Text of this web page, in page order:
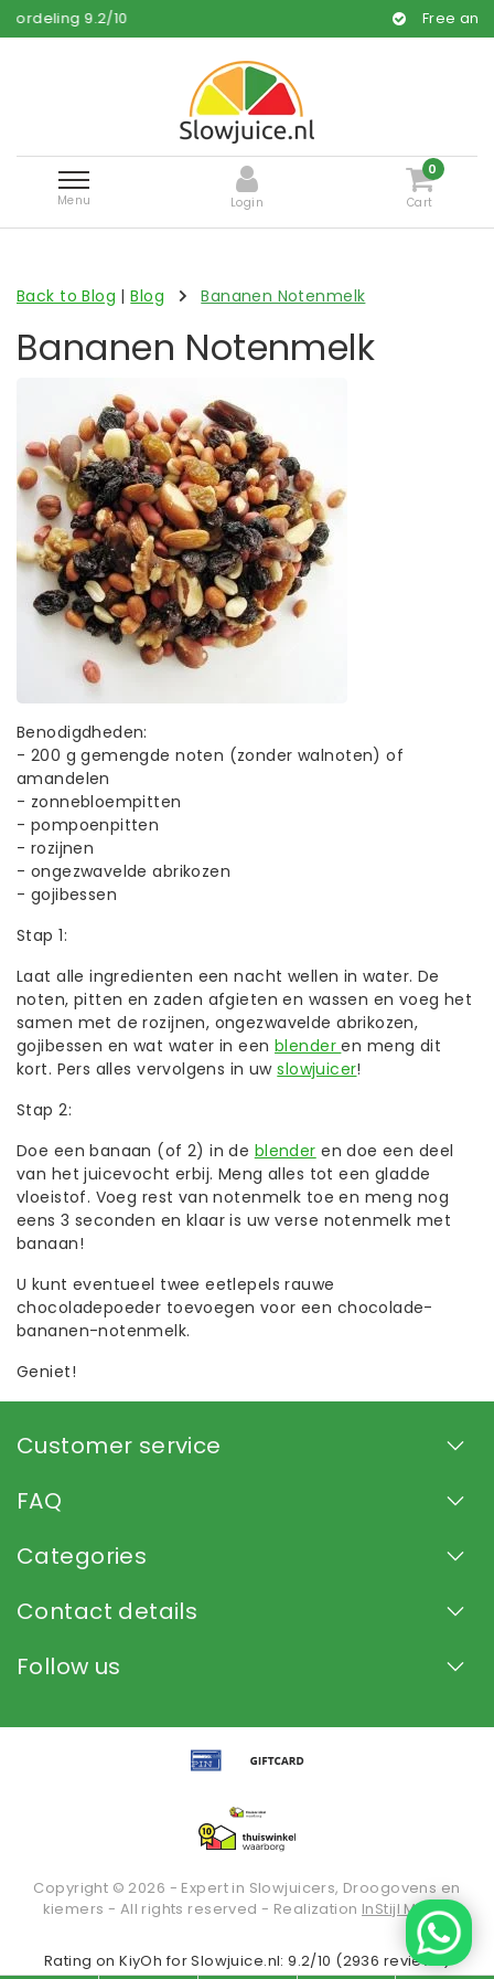
9.2/10 Free and fast
Menu Login
0
Cart
Back to Blog |Blog Bananen Notenmelk
Bananen Notenmelk
Benodigdheden:
- 200 g gemengde noten (zonder walnoten) of
amandelen
- zonnebloempitten
- pompoenpitten
- rozijnen
- ongezwavelde abrikozen
- gojibessen
Stap 1:
Laat alle ingredienten een nacht wellen in water. De
noten, pitten en zaden afgieten en wassen en voeg het
samen met de rozijnen, ongezwavelde abrikozen,
gojibessen en wat water in eenblenderen meng dit
kort. Pers alles vervolgens in uwslowjuicer!
Stap 2:
Doe een banaan (of 2) in de blender en doe een deel
van het juicevocht erbij. Meng alles tot een gladde
vloeistof. Voeg rest van notenmelk toe en meng nog
eens 3 seconden en klaar is uw verse notenmelk met
banaan!
U kunt eventueel twee eetlepels rauwe
chocoladepoeder toevoegen voor een chocolade-
bananen-notenmelk.
Geniet!
Customer service
FAQ
Categories
Contact details
Follow us
Copyright © 2026 - Expert in Slowjuicers, Droogovens en
kiemers - All rights reserved - Realization InStijl Media
Rating onKiyOh for Slowjuice.nl: 9.2/10 (2936 reviews)